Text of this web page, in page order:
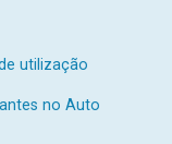
utilização
no Auto